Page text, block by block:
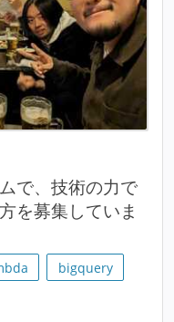
で、技術の力で
を募集していま
bigquery